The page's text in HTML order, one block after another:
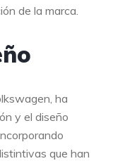
de la marca.
ha
y el diseño
que han